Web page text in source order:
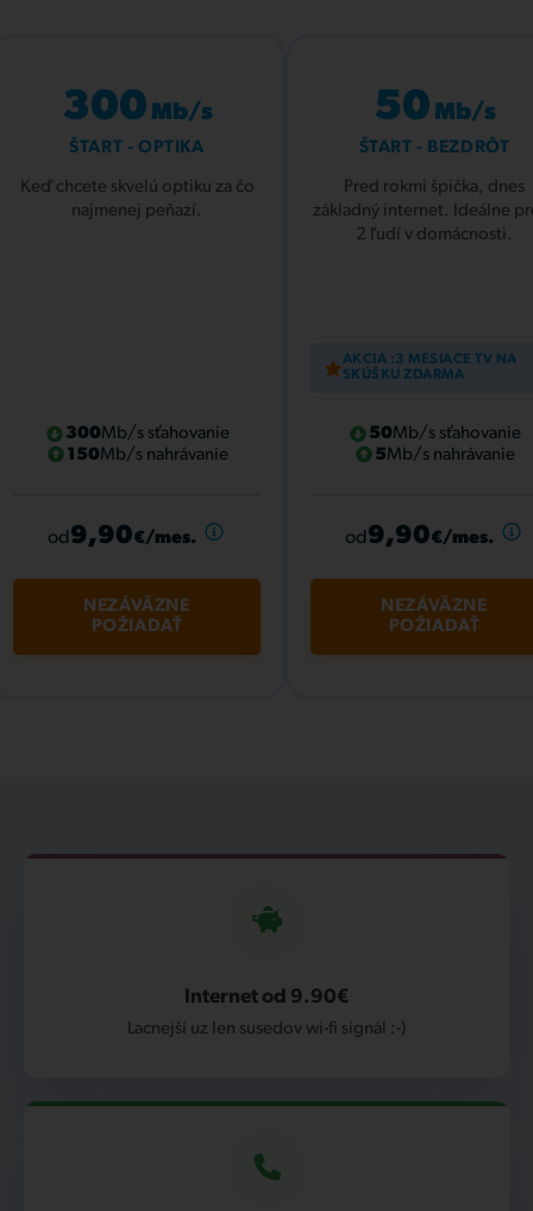
300 Mb/s
ŠTART - OPTIKA
Keď chcete skvelú optiku za čo
najmenej peňazí.
300Mb/s sťahovanie
150Mb/s nahrávanie
od9,90€/mes.
NEZÁVÄZNE
POŽIADAŤ
50 Mb/s
ŠTART - BEZDRÔT
Pred rokmi špička, dnes
základný internet. Ideálne
2 ľudí v domácnosti.
AKCIA :3 MESIACE TV NA
SKÚŠKU ZDARMA
50Mb/s sťahovanie
5 Mb/s nahrávanie
od9,90€/mes.
NEZÁVÄZNE
POŽIADAŤ
Internet od 9.90€
Lacnejší uz len susedov wi-fi signál :-)